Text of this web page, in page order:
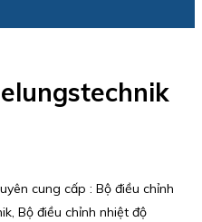
cung cấp : Bộ điều chỉnh
Bộ điều chỉnh nhiệt độ